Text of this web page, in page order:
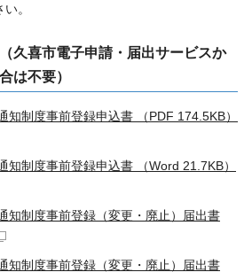
。
久喜市電子申請・届出サービスか
は不要）
知制度事前登録申込書 （PDF 174.5KB）
知制度事前登録申込書 （Word 21.7KB）
知制度事前登録（変更・廃止）届出書
知制度事前登録（変更・廃止）届出書